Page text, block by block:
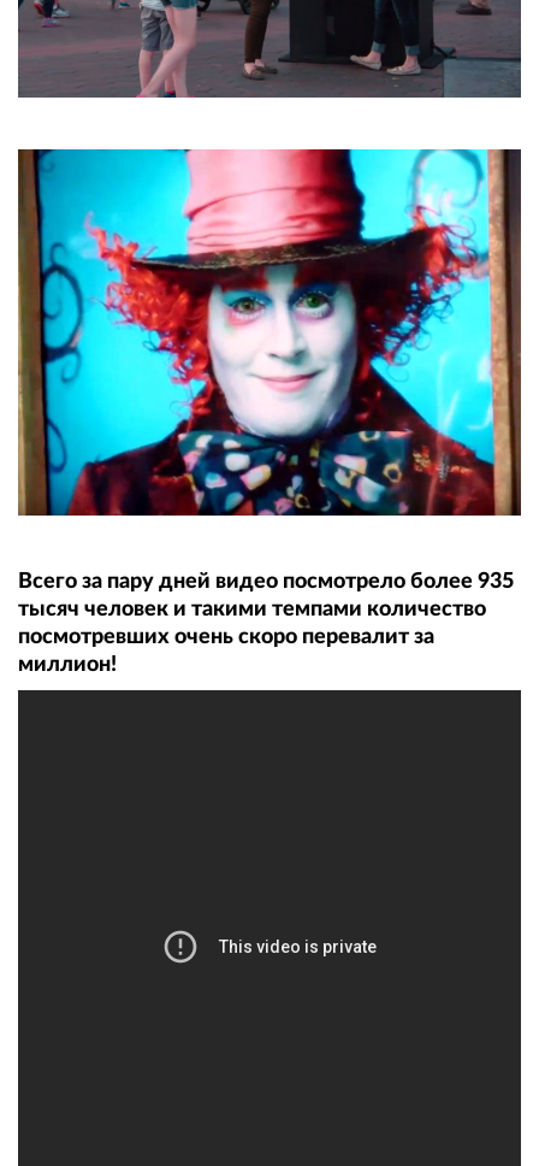
Всего за пару дней видео посмотрело более 935
тысяч человек и такими темпами количество
посмотревших очень скоро перевалит за
миллион!